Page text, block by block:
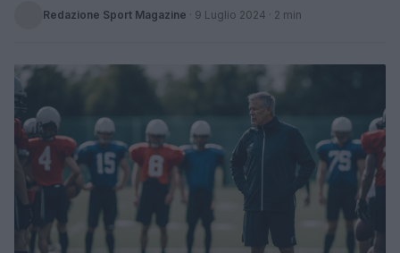
Redazione Sport Magazine · 9 Luglio 2024 · 2 min